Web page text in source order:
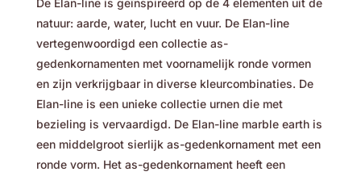
natuur: aarde, water, lucht en vuur. De Elan-line
vertegenwoordigd een collectie as-
gedenkornamenten met voornamelijk ronde vormen
en zijn verkrijgbaar in diverse kleurcombinaties. De
Elan-line is een unieke collectie urnen die met
bezieling is vervaardigd. De Elan-line marble earth is
een middelgroot sierlijk as-gedenkornament met een
ronde vorm. Het as-gedenkornament heeft een